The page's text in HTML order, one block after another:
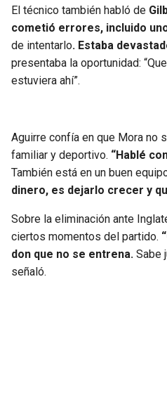
El técnico también habló de
cometió errores, incluido
de intentarlo. Estaba
presentaba la oportunidad:
estuviera ahí”.
Aguirre confía en que Mora no
familiar y deportivo. “Hablé
También está en un buen
dinero, es dejarlo crecer y
Sobre la eliminación ante
ciertos momentos del partido.
don que no se entrena. Sabe
señaló.